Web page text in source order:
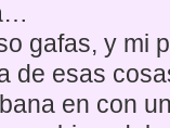
gafas, y mi
de esas
en con